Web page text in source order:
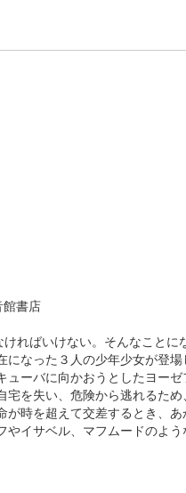
館書店
ればいけない。そんなこと
なった３人の少年少女が登場
ーバに向かおうとしたヨー
を失い、危険から逃れるため
が時を超えて交差するとき、
イサベル、マフムードのよ